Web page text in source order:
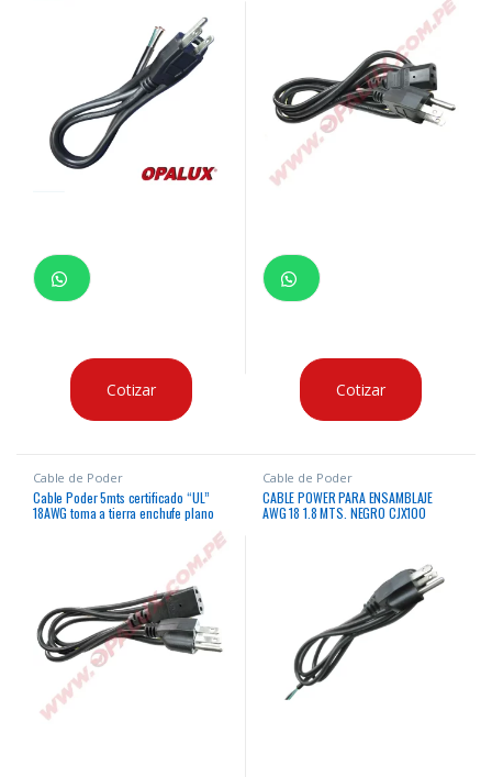
Cotizar Cotizar
Cable de Poder
Cable Poder 5mts certificado “UL”
18AWG toma a tierra enchufe plano
Cable de Poder
CABLE POWER PARA ENSAMBLAJE
AWG 18 1.8 MTS. NEGRO CJX100